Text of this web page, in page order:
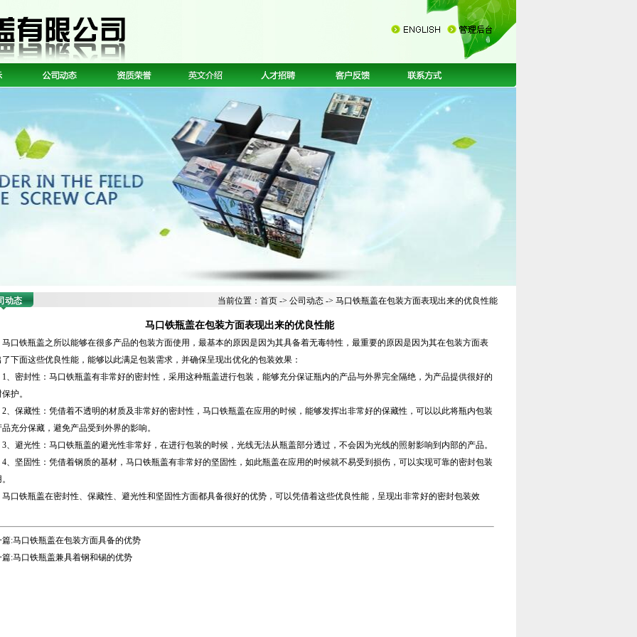
动态 当前位置： 首页-> 公司动态-> 马口铁瓶盖在包装方面表现出来的优良性能
马口铁瓶盖在包装方面表现出来的优良性能
马口铁瓶盖之所以能够在很多产品的包装方面使用，最基本的原因是因为其具备着无毒特性，最重要的原因是因为其在包装方面表
下面这些优良性能，能够以此满足包装需求，并确保呈现出优化的包装效果：
密封性： 马口铁瓶盖有非常好的密封性，采用这种瓶盖进行包装，能够充分保证瓶内的产品与外界完全隔绝，为产品提供很好的
护。
藏性：凭借着不透明的材质及非常好的密封性，马口铁瓶盖在应用的时候，能够发挥出非常好的保藏性，可以以此将瓶内包装
充分保藏，避免产品受到外界的影响。
光性：马口铁瓶盖的避光性非常好，在进行包装的时候，光线无法从瓶盖部分透过，不会因为光线的照射影响到内部的产品。
固性：凭借着钢质的基材，马口铁瓶盖有非常好的坚固性，如此瓶盖在应用的时候就不易受到损伤，可以实现可靠的密封包装
铁瓶盖在密封性、保藏性、避光性和坚固性方面都具备很好的优势，可以凭借着这些优良性能，呈现出非常好的密封包装效
篇:马口铁瓶盖在包装方面具备的优势
篇:马口铁瓶盖兼具着钢和锡的优势